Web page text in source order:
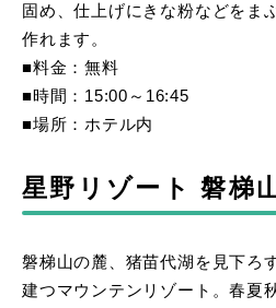
固め、仕上げにきな粉などをま
作れます。
■料金：無料
■時間：15:00～16:45
■場所：ホテル内
星野リゾート 磐梯
磐梯山の麓、猪苗代湖を見下ろ
建つマウンテンリゾート。春夏